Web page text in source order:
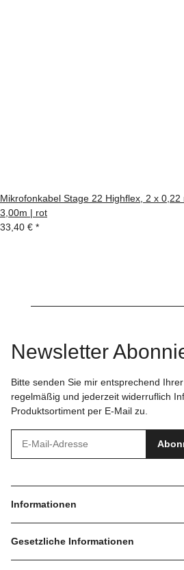
Mikrofonkabel Stage 22 Highflex, 2 x 0,22
3,00m | rot
33,40 € *
Newsletter
Bitte senden Sie mir entsprechend Ihrer
regelmäßig und jederzeit widerruflich
Produktsortiment per E-Mail zu.
Informationen
Gesetzliche Informationen